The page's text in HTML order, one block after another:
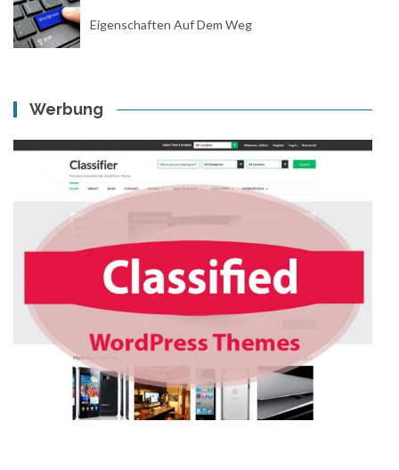
Eigenschaften Auf Dem Weg
Werbung